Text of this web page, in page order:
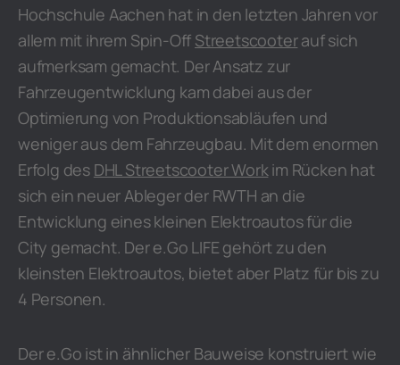
Hochschule Aachen hat in den letzten Jahren vor
allem mit ihrem Spin-Off Streetscooterauf sich
aufmerksam gemacht. Der Ansatz zur
Fahrzeugentwicklung kam dabei aus der
Optimierung von Produktionsabläufen und
weniger aus dem Fahrzeugbau. Mit dem enormen
Erfolg des DHL Streetscooter Work im Rücken hat
sich ein neuer Ableger der RWTH an die
Entwicklung eines kleinen Elektroautos für die
City gemacht. Der e.Go LIFE gehört zu den
kleinsten Elektroautos, bietet aber Platz für bis zu
4 Personen.
Der e.Go ist in ähnlicher Bauweise konstruiert wie